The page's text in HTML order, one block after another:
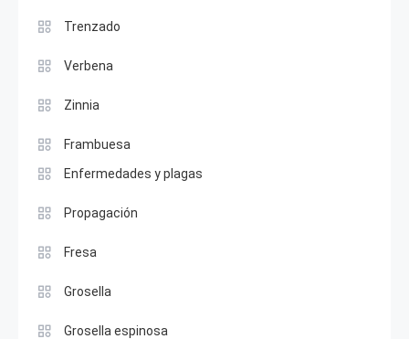
Trenzado
Verbena
Zinnia
Frambuesa
Enfermedades y plagas
Propagación
Fresa
Grosella
Grosella espinosa